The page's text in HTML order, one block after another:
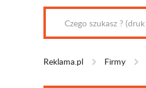
Reklama.pl Firmy